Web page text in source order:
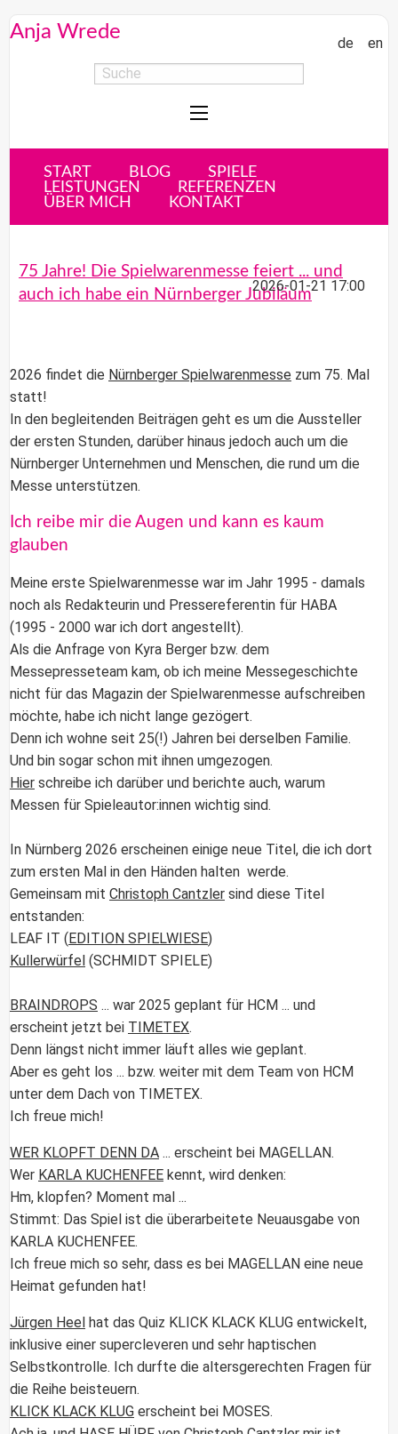
Anja Wrede de en
START BLOG
SPIELE
LEISTUNGEN
REFERENZEN
ÜBER MICH
KONTAKT
2026-01-21 17:00
75 Jahre! Die Spielwarenmesse feiert ... und
auch ich habe ein Nürnberger Jubiläum
2026 findet die Nürnberger Spielwarenmesse zum 75. Mal
statt!
In den begleitenden Beiträgen geht es um die Aussteller
der ersten Stunden, darüber hinaus jedoch auch um die
Nürnberger Unternehmen und Menschen, die rund um die
Messe unterstützen.
Ich reibe mir die Augen und kann es kaum
glauben
Meine erste Spielwarenmesse war im Jahr 1995 - damals
noch als Redakteurin und Pressereferentin für HABA
(1995 - 2000 war ich dort angestellt).
Als die Anfrage von Kyra Berger bzw. dem
Messepresseteam kam, ob ich meine Messegeschichte
nicht für das Magazin der Spielwarenmesse aufschreiben
möchte, habe ich nicht lange gezögert.
Denn ich wohne seit 25(!) Jahren bei derselben Familie.
Und bin sogar schon mit ihnen umgezogen.
Hier schreibe ich darüber und berichte auch, warum
Messen für Spieleautor:innen wichtig sind.
In Nürnberg 2026 erscheinen einige neue Titel, die ich dort
zum ersten Mal in den Händen halten werde.
Gemeinsam mit Christoph Cantzler sind diese Titel
entstanden:
LEAF IT ( EDITION SPIELWIESE)
Kullerwürfel (SCHMIDT SPIELE)
BRAINDROPS ... war 2025 geplant für HCM ... und
erscheint jetzt bei TIMETEX.
Denn längst nicht immer läuft alles wie geplant.
Aber es geht los ... bzw. weiter mit dem Team von HCM
unter dem Dach von TIMETEX.
Ich freue mich!
WER KLOPFT DENN DA ... erscheint bei MAGELLAN.
Wer KARLA KUCHENFEE kennt, wird denken:
Hm, klopfen? Moment mal ...
Stimmt: Das Spiel ist die überarbeitete Neuausgabe von
KARLA KUCHENFEE.
Ich freue mich so sehr, dass es bei MAGELLAN eine neue
Heimat gefunden hat!
Jürgen Heel hat das Quiz KLICK KLACK KLUG entwickelt,
inklusive einer supercleveren und sehr haptischen
Selbstkontrolle. Ich durfte die altersgerechten Fragen für
die Reihe beisteuern.
KLICK KLACK KLUG erscheint bei MOSES.